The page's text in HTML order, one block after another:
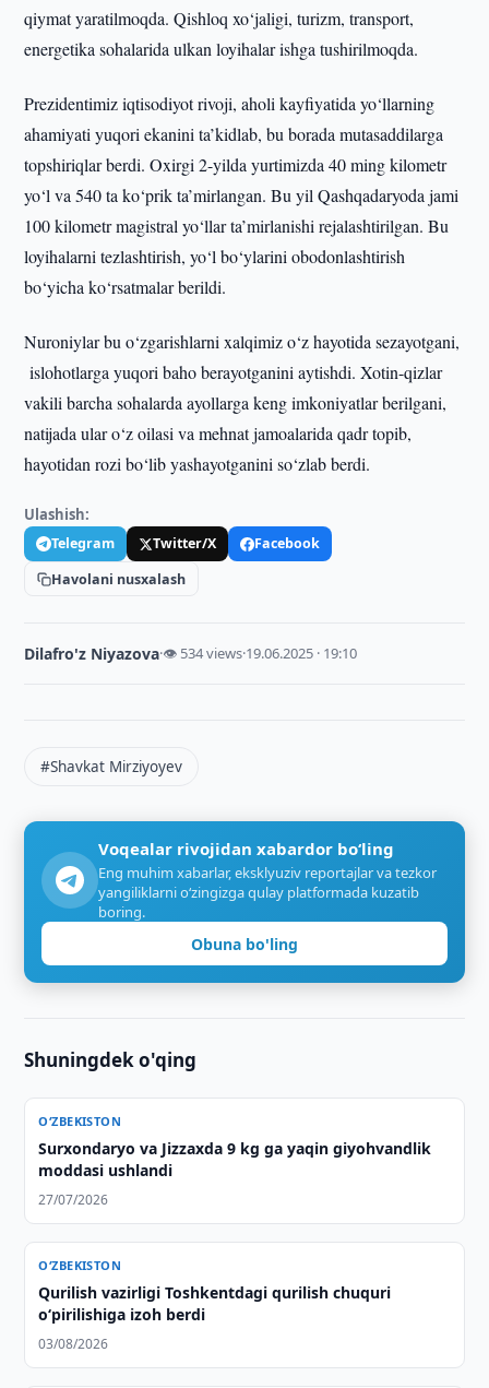
qiymat yaratilmoqda. Qishloq xo‘jaligi, turizm, transport,
energetika sohalarida ulkan loyihalar ishga tushirilmoqda.
Prezidentimiz iqtisodiyot rivoji, aholi kayfiyatida yo‘llarning
ahamiyati yuqori ekanini ta’kidlab, bu borada mutasaddilarga
topshiriqlar berdi. Oxirgi 2-yilda yurtimizda 40 ming kilometr
yo‘l va 540 ta ko‘prik ta’mirlangan. Bu yil Qashqadaryoda jami
100 kilometr magistral yo‘llar ta’mirlanishi rejalashtirilgan. Bu
loyihalarni tezlashtirish, yo‘l bo‘ylarini obodonlashtirish
bo‘yicha ko‘rsatmalar berildi.
Nuroniylar bu o‘zgarishlarni xalqimiz o‘z hayotida sezayotgani,
islohotlarga yuqori baho berayotganini aytishdi. Xotin-qizlar
vakili barcha sohalarda ayollarga keng imkoniyatlar berilgani,
natijada ular o‘z oilasi va mehnat jamoalarida qadr topib,
hayotidan rozi bo‘lib yashayotganini so‘zlab berdi.
Ulashish:
Telegram Twitter/X
Facebook
Havolani nusxalash
Dilafro'z Niyazova·👁 534 views·19.06.2025 · 19:10
#Shavkat Mirziyoyev
Voqealar rivojidan xabardor bo‘ling
Eng muhim xabarlar, eksklyuziv reportajlar va tezkor
yangiliklarni o‘zingizga qulay platformada kuzatib
boring.
Obuna bo'ling
Shuningdek o'qing
O‘ZBEKISTON
Surxondaryo va Jizzaxda 9 kg ga yaqin giyohvandlik
moddasi ushlandi
27/07/2026
O‘ZBEKISTON
Qurilish vazirligi Toshkentdagi qurilish chuquri
o‘pirilishiga izoh berdi
03/08/2026